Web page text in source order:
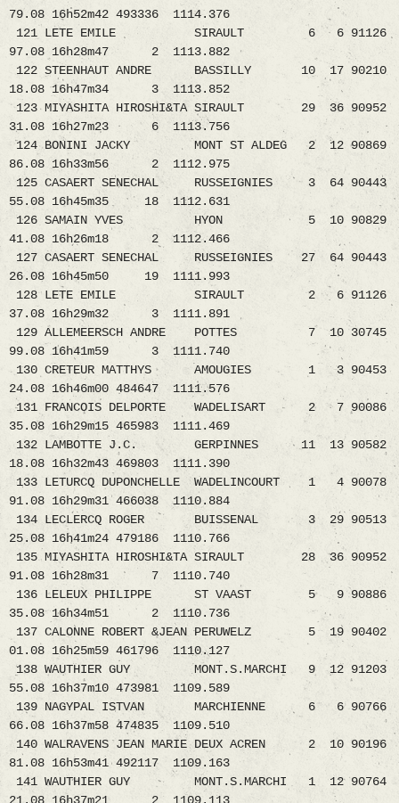
79.08 16h52m42 493336 1114.376
121 LETE EMILE SIRAULT 6 6 91126
97.08 16h28m47 2 1113.882
122 STEENHAUT ANDRE BASSILLY 10 17 90210
18.08 16h47m34 3 1113.852
123 MIYASHITA HIROSHI&TA SIRAULT 29 36 90952
31.08 16h27m23 6 1113.756
124 BONINI JACKY MONT ST ALDEG 2 12 90869
86.08 16h33m56 2 1112.975
125 CASAERT SENECHAL RUSSEIGNIES 3 64 90443
55.08 16h45m35 18 1112.631
126 SAMAIN YVES HYON 5 10 90829
41.08 16h26m18 2 1112.466
127 CASAERT SENECHAL RUSSEIGNIES 27 64 90443
26.08 16h45m50 19 1111.993
128 LETE EMILE SIRAULT 2 6 91126
37.08 16h29m32 3 1111.891
129 ALLEMEERSCH ANDRE POTTES 7 10 30745
99.08 16h41m59 3 1111.740
130 CRETEUR MATTHYS AMOUGIES 1 3 90453
24.08 16h46m00 484647 1111.576
131 FRANCOIS DELPORTE WADELISART 2 7 90086
35.08 16h29m15 465983 1111.469
132 LAMBOTTE J.C. GERPINNES 11 13 90582
18.08 16h32m43 469803 1111.390
133 LETURCQ DUPONCHELLE WADELINCOURT 1 4 90078
91.08 16h29m31 466038 1110.884
134 LECLERCQ ROGER BUISSENAL 3 29 90513
25.08 16h41m24 479186 1110.766
135 MIYASHITA HIROSHI&TA SIRAULT 28 36 90952
91.08 16h28m31 7 1110.740
136 LELEUX PHILIPPE ST VAAST 5 9 90886
35.08 16h34m51 2 1110.736
137 CALONNE ROBERT &JEAN PERUWELZ 5 19 90402
01.08 16h25m59 461796 1110.127
138 WAUTHIER GUY MONT.S.MARCHI 9 12 91203
55.08 16h37m10 473981 1109.589
139 NAGYPAL ISTVAN MARCHIENNE 6 6 90766
66.08 16h37m58 474835 1109.510
140 WALRAVENS JEAN MARIE DEUX ACREN 2 10 90196
81.08 16h53m41 492117 1109.163
141 WAUTHIER GUY MONT.S.MARCHI 1 12 90764